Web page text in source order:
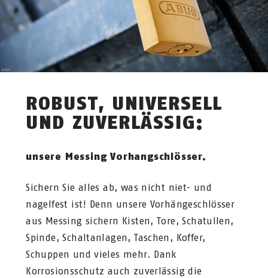
ROBUST, UNIVERSELL
UND ZUVERLÄSSIG:
unsere Messing Vorhangschlösser.
Sichern Sie alles ab, was nicht niet- und
nagelfest ist! Denn unsere Vorhängeschlösser
aus Messing sichern Kisten, Tore, Schatullen,
Spinde, Schaltanlagen, Taschen, Koffer,
Schuppen und vieles mehr. Dank
Korrosionsschutz auch zuverlässig die